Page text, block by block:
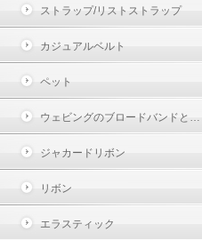
ストラップ/リストストラップ
カジュアルベルト
ペット
ウェビングのブロードバンドと…
ジャカードリボン
リボン
エラスティック